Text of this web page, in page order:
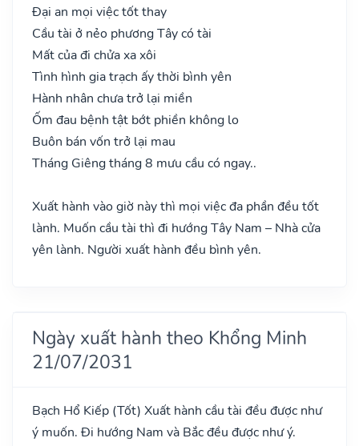
Đại an mọi việc tốt thay
Cầu tài ở nẻo phương Tây có tài
Mất của đi chửa xa xôi
Tình hình gia trạch ấy thời bình yên
Hành nhân chưa trở lại miền
Ốm đau bệnh tật bớt phiền không lo
Buôn bán vốn trở lại mau
Tháng Giêng tháng 8 mưu cầu có ngay..
Xuất hành vào giờ này thì mọi việc đa phần đều tốt
lành. Muốn cầu tài thì đi hướng Tây Nam – Nhà cửa
yên lành. Người xuất hành đều bình yên.
Ngày xuất hành theo Khổng Minh
21/07/2031
Bạch Hổ Kiếp (Tốt) Xuất hành cầu tài đều được như
ý muốn. Đi hướng Nam và Bắc đều được như ý.